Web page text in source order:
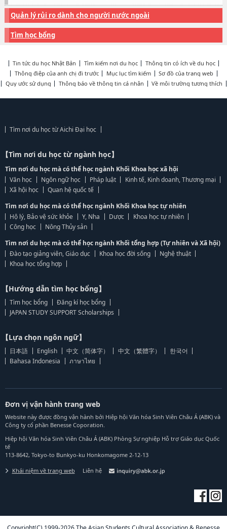
Quản lý rủi ro dành cho người nước ngoài
Tìm học bổng
Tin tức du học Nhật Bản Tìm kiếm nơi du học
Thông tin có ích về du học
Thông điệp của anh chị đi trước
Mục lục tìm kiếm
Sơ đồ của trang web
Quy ước sử dụng
Thông báo về thông tin cá nhân Về môi trường tương thích
Tìm nơi du học từ Aichi Đại học
【Tìm nơi du học từ ngành học】
Tìm nơi du học mà có thể học ngành Khối Khoa học xã hội
Văn học
Ngôn ngữ học Pháp luật
Kinh tế, Kinh doanh, Thương mại
Xã hội học
Quan hệ quốc tế
Tìm nơi du học mà có thể học ngành Khối Khoa học tự nhiên
Hộ lý, Bảo vệ sức khỏe
Y, Nha Dược
Khoa học tự nhiên
Công học
Nông Thủy sản
Tìm nơi du học mà có thể học ngành Khối tổng hợp (Tự nhiên và Xã hội)
Đào tạo giảng viên, Giáo dục
Khoa học đời sống
Nghệ thuật
Khoa học tổng hợp
【Hướng dẫn tìm học bổng】
Tìm học bổng
Đăng kí học bổng
JAPAN STUDY SUPPORT Scholarships
【Lựa chọn ngôn ngữ】
日本語 English 中文（简体字） 中文（繁體字）
한국어
Bahasa Indonesia
ภาษาไทย
Đơn vị vận hành trang web
Website này được đồng vận hành bởi Hiệp hội Văn hóa Sinh Viên Châu Á (ABK) và
Công ty cổ phần Benesse Coporation.
Hiệp hội Văn hóa Sinh Viên Châu Á (ABK) Phòng Sự nghiệp Hỗ trợ Giáo dục Quốc
tế
113-8642, Tokyo-to Bunkyo-ku Honkomagome 2-12-13
Khái niệm về trang web Liên hệ